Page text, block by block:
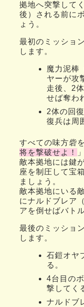
拠地へ突撃して
後）される前に
ょう。
最初のミッショ
します。
魔力泥棒
ヤーが攻
走後、2
せば奪わ
2体の回
復兵は周
すべての味方砦
将を撃破せよ！
敵本拠地には鍵
座を制圧して宝
ましょう。
敵本拠地にいる
にナルドブレア
アを倒せばバト
最後のミッショ
します。
石鎧オヤ
る。
4台目の
撃してく
ナルドブ